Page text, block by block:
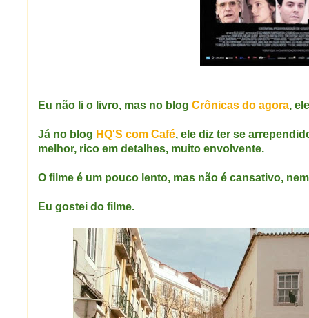
Eu não li o livro, mas no blog Crônicas do agora,
Já no blog HQ'S com Café, ele diz ter se
melhor, rico em detalhes, muito envolvente.
O filme é um pouco lento, mas não é cansativo,
Eu gostei do filme.